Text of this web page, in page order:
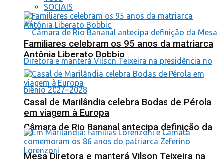
Câmara de Rio Bananal antecipa definição da
Mesa Diretora e manterá Vilson Teixeira na
SOCIAIS
Familiares celebram os 95 anos da matriarca
Antônia Liberato Bobbio
Casal de Marilândia celebra Bodas de Pérola
em viagem à Europa